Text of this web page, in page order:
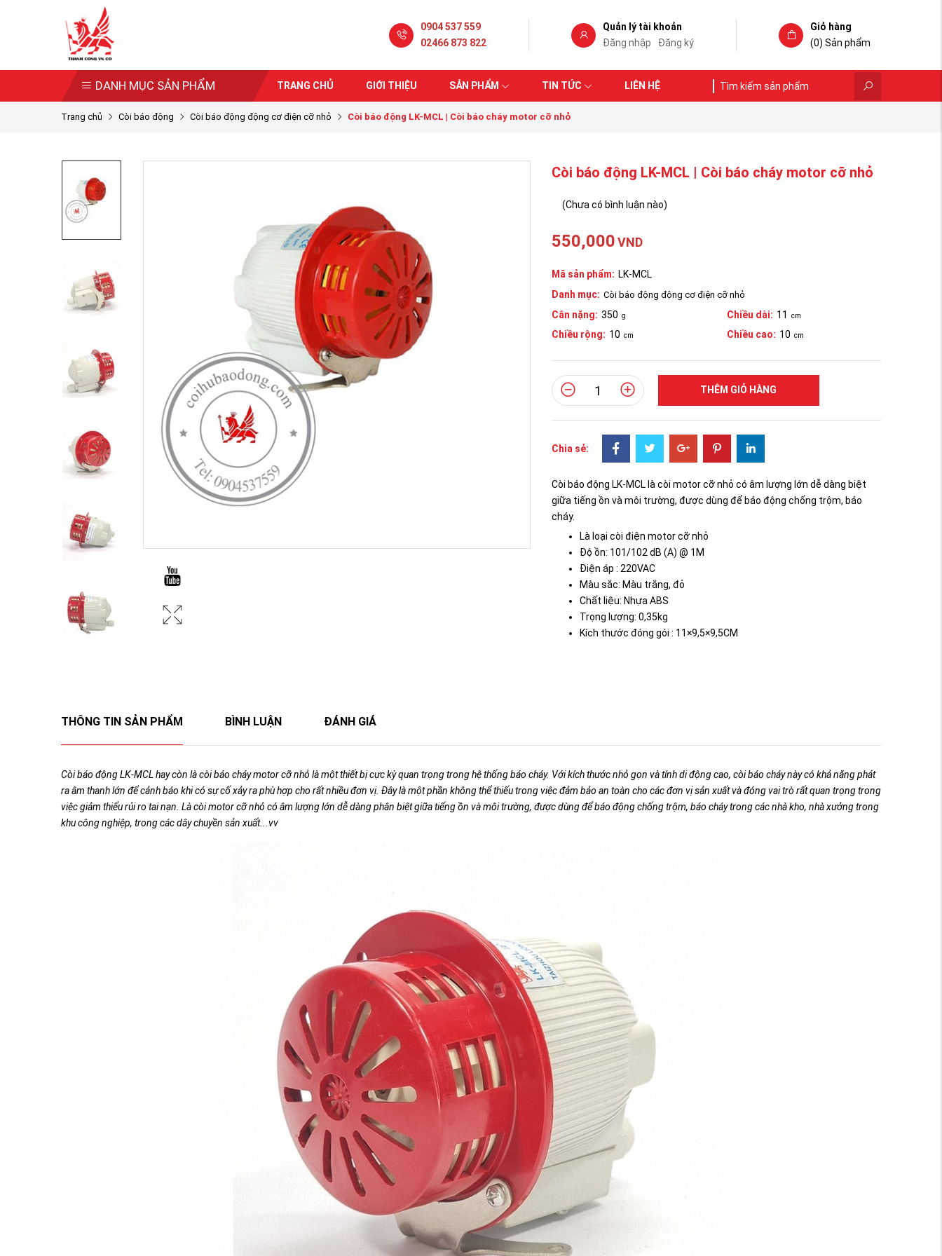
0904 537 559
02466 873 822
Quản lý tài khoản
Đăng nhập
Đăng ký
Giỏ hàng
(0) Sản phẩm
DANH MỤC SẢN PHẨM TRANG CHỦ GIỚI THIỆU SẢN PHẨM TIN TỨC LIÊN HỆ
Trang chủ Còi báo động Còi báo động động cơ điện cỡ nhỏ Còi báo động LK-MCL | Còi báo cháy motor cỡ nhỏ
Còi báo động LK-MCL | Còi báo cháy motor cỡ nhỏ
(Chưa có bình luận nào)
550,000VND
Mã sản phẩm: LK-MCL
Danh mục: Còi báo động động cơ điện cỡ nhỏ
Cân nặng: 350 g Chiều dài: 11 cm
Chiều rộng: 10 cm Chiều cao: 10 cm
THÊM GIỎ HÀNG
Chia sẻ:
Còi báo động LK-MCL là còi motor cỡ nhỏ có âm lượng lớn dễ dàng biệt
giữa tiếng ồn và môi trường, được dùng để báo động chống trộm, báo
cháy.
Là loại còi điện motor cỡ nhỏ
Độ ồn: 101/102 dB (A) @ 1M
Điện áp : 220VAC
Màu sắc: Màu trắng, đỏ
Chất liệu: Nhựa ABS
Trọng lượng: 0,35kg
Kích thước đóng gói : 11×9,5×9,5CM
THÔNG TIN SẢN PHẨM BÌNH LUẬN ĐÁNH GIÁ
Còi báo động LK-MCL hay còn là còi báo cháy motor cỡ nhỏ là một thiết bị cực kỳ quan trọng trong hệ thống báo cháy. Với kích thước nhỏ gọn và tính di động cao, còi báo cháy này có khả năng phát
ra âm thanh lớn để cảnh báo khi có sự cố xảy ra phù hợp cho rất nhiều đơn vị. Đây là một phần không thể thiếu trong việc đảm bảo an toàn cho các đơn vị sản xuất và đóng vai trò rất quan trọng trong
việc giảm thiểu rủi ro tai nạn. Là còi motor cỡ nhỏ có âm lượng lớn dễ dàng phân biệt giữa tiếng ồn và môi trường, được dùng để báo động chống trộm, báo cháy trong các nhà kho, nhà xưởng trong
khu công nghiệp, trong các dây chuyền sản xuất...vv